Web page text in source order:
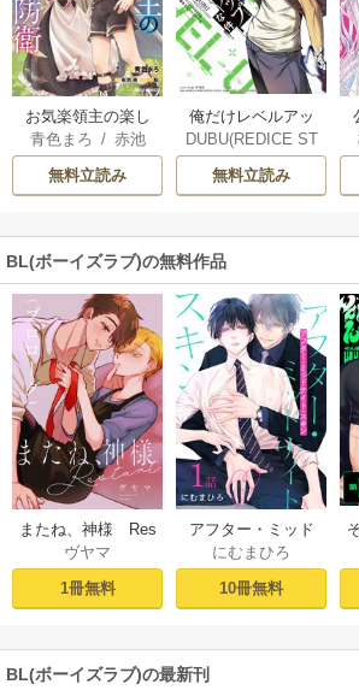
お気楽領主の楽し
い領地防衛
青色まろ / 赤池
宗
/ 転
無料立読み
俺だけレベルアッ
プな件
DUBU(REDICE ST
/ Chugong
h-goon
無料立読み
BL(ボーイズラブ)の無料作品
またね、神様 Res
tart［ばら売り］
プロローグ
ヴヤマ
1冊無料
アフター・ミッド
ナイト・スキン
［ばら売り］ 第1話
にむまひろ
10冊無料
BL(ボーイズラブ)の最新刊